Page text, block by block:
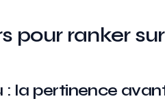
pour ranker
: la pertinence